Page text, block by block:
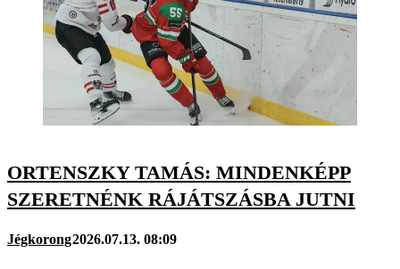
ORTENSZKY TAMÁS: MINDENKÉPP
SZERETNÉNK RÁJÁTSZÁSBA JUTNI
Jégkorong2026.07.13. 08:09